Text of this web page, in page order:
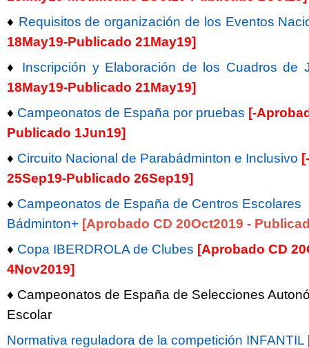
♦ Requisitos de organización de los Eventos
18May19-Publicado 21May19]
♦ Inscripción y Elaboración de los Cuadros de
18May19-Publicado 21May19]
♦ Campeonatos de España por pruebas [-
Publicado 1Jun19]
♦ Circuito Nacional de Parabádminton e Inclusivo
25Sep19-Publicado 26Sep19]
♦ Campeonatos de España de Centros Escolares
Bádminton+ [Aprobado CD 20Oct2019 -
♦ Copa IBERDROLA de Clubes [Aprobado CD
4Nov2019]
♦ Campeonatos de España de Selecciones
Escolar
Normativa reguladora de la competición INFANTIL